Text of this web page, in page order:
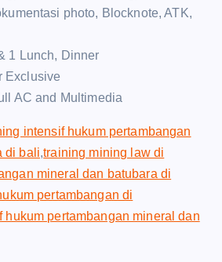
photo, Blocknote, ATK,
1 Lunch, Dinner
Exclusive
AC and Multimedia
intensif hukum pertambangan
di bali,training mining law di
mineral dan batubara di
pertambangan di
hukum pertambangan mineral dan